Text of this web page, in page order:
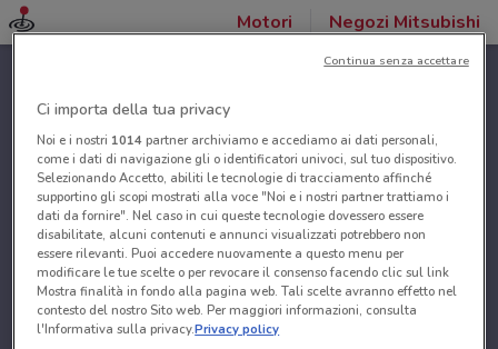
Motori Negozi Mitsubishi
Ci importa della tua privacy
Noi e i nostri 1014partner archiviamo e accediamo ai dati personali,
come i dati di navigazione gli o identificatori univoci, sul tuo dispositivo.
Selezionando Accetto, abiliti le tecnologie di tracciamento affinché
supportino gli scopi mostrati alla voce "Noi e i nostri partner trattiamo i
dati da fornire". Nel caso in cui queste tecnologie dovessero essere
disabilitate, alcuni contenuti e annunci visualizzati potrebbero non
essere rilevanti. Puoi accedere nuovamente a questo menu per
modificare le tue scelte o per revocare il consenso facendo clic sul link
Mostra finalità in fondo alla pagina web. Tali scelte avranno effetto nel
contesto del nostro Sito web. Per maggiori informazioni, consulta
l'Informativa sulla privacy.Privacy policy
Continua senza accettare